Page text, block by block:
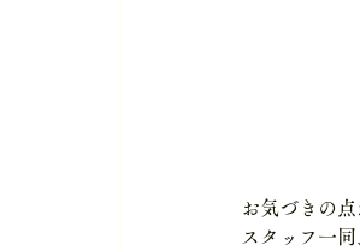
お気づきの
スタッフ一